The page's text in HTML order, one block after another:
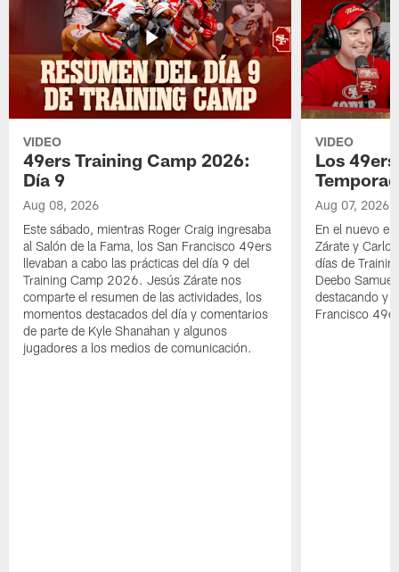
VIDEO
49ers Training Camp 2026:
Día 9
Aug 08, 2026
Este sábado, mientras Roger Craig ingresaba
al Salón de la Fama, los San Francisco 49ers
llevaban a cabo las prácticas del día 9 del
Training Camp 2026. Jesús Zárate nos
comparte el resumen de las actividades, los
momentos destacados del día y comentarios
de parte de Kyle Shanahan y algunos
jugadores a los medios de comunicación.
VIDEO
Los
Aug 07, 2026
En el nuevo
Zárate y
días de
Deebo
destacando y
Francisco